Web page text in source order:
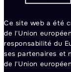
Ce site web a été
de l'Union
responsabilité du
ses partenaires et
de l'Union